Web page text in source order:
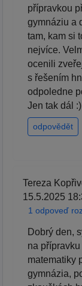
přípravkou
gymnáziu a
tam, kam si
nejvíce.
ocenili
s řešením
odpoledne
Jen tak dál :)
odpovědět
Tereza
15.5.2025
1 odpoveď
Dobrý den,
na
matematiky
gymnázia,